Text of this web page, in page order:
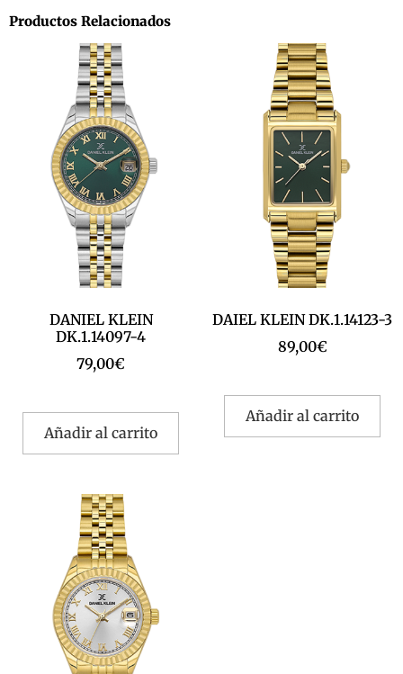
Productos Relacionados
DANIEL KLEIN
DK.1.14097-4
79,00€
Añadir al carrito
DAIEL KLEIN DK.1.14123-3
89,00€
Añadir al carrito